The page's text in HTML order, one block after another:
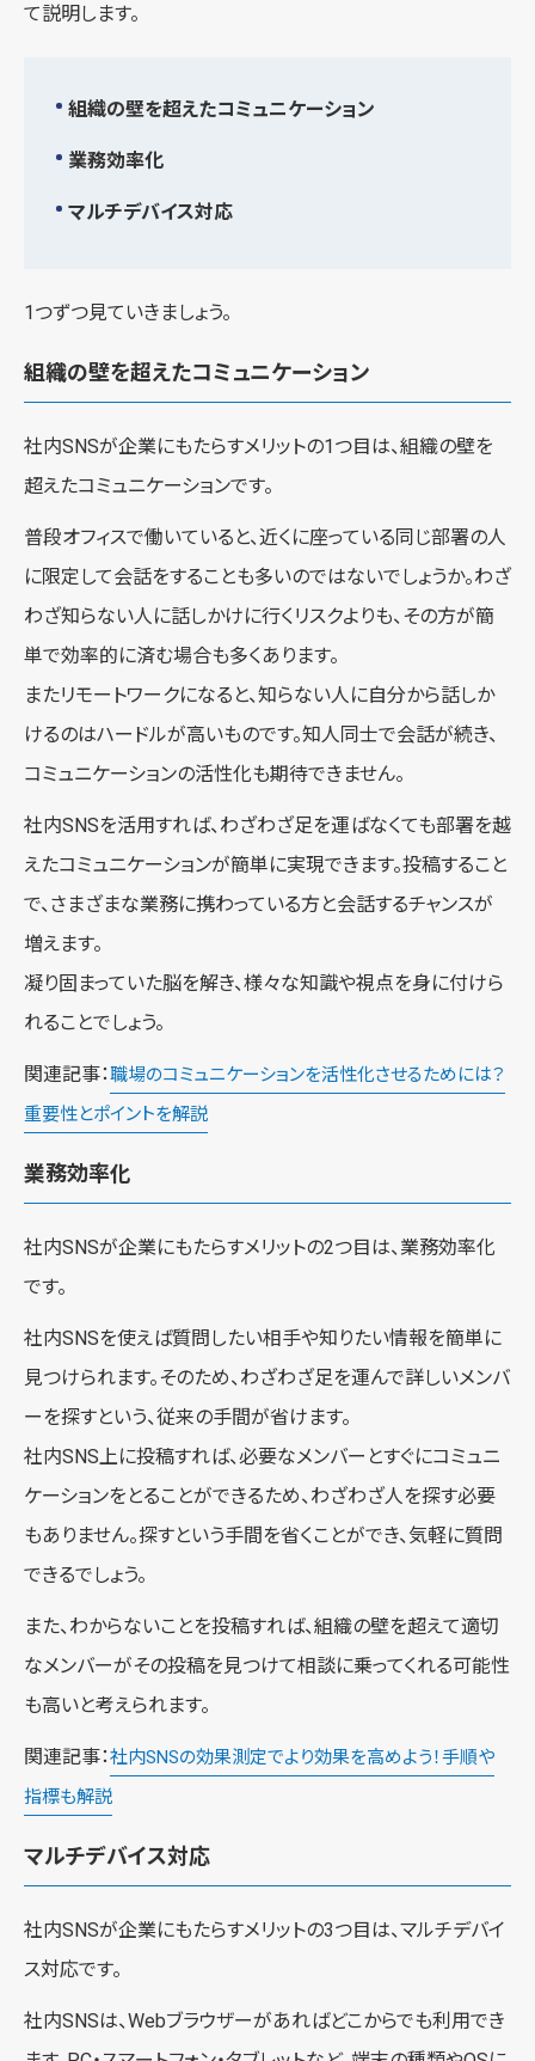
て説明します。
組織の壁を超えたコミュニケーション
業務効率化
マルチデバイス対応
1つずつ見ていきましょう。
組織の壁を超えたコミュニケーション
社内SNSが企業にもたらすメリットの1つ目は、組織の壁を
超えたコミュニケーションです。
普段オフィスで働いていると、近くに座っている同じ部署の人
に限定して会話をすることも多いのではないでしょうか。わざ
わざ知らない人に話しかけに行くリスクよりも、その方が簡
単で効率的に済む場合も多くあります。
またリモートワークになると、知らない人に自分から話しか
けるのはハードルが高いものです。知人同士で会話が続き、
コミュニケーションの活性化も期待できません。
社内SNSを活用すれば、わざわざ足を運ばなくても部署を越
えたコミュニケーションが簡単に実現できます。投稿すること
で、さまざまな業務に携わっている方と会話するチャンスが
増えます。
凝り固まっていた脳を解き、様々な知識や視点を身に付けら
れることでしょう。
関連記事：職場のコミュニケーションを活性化させるためには？
重要性とポイントを解説
業務効率化
社内SNSが企業にもたらすメリットの2つ目は、業務効率化
です。
社内SNSを使えば質問したい相手や知りたい情報を簡単に
見つけられます。そのため、わざわざ足を運んで詳しいメンバ
ーを探すという、従来の手間が省けます。
社内SNS上に投稿すれば、必要なメンバーとすぐにコミュニ
ケーションをとることができるため、わざわざ人を探す必要
もありません。探すという手間を省くことができ、気軽に質問
できるでしょう。
また、わからないことを投稿すれば、組織の壁を超えて適切
なメンバーがその投稿を見つけて相談に乗ってくれる可能性
も高いと考えられます。
関連記事：社内SNSの効果測定でより効果を高めよう！手順や
指標も解説
マルチデバイス対応
社内SNSが企業にもたらすメリットの3つ目は、マルチデバイ
ス対応です。
社内SNSは、Webブラウザーがあればどこからでも利用でき